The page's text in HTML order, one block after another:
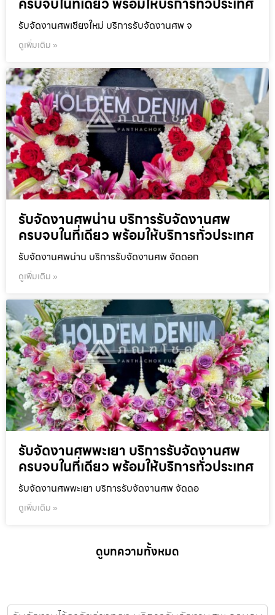
รับจัดงานศพเชียงใหม่ บริการรับจัดงานศพ จ
ดูเพิ่มเติม »
รับจัดงานศพน่าน บริการรับจัดงานศพ
ครบจบในที่เดียว พร้อมให้บริการทั่วประเทศ
รับจัดงานศพน่าน บริการรับจัดงานศพ จัดดอก
ดูเพิ่มเติม »
รับจัดงานศพพะเยา บริการรับจัดงานศพ
ครบจบในที่เดียว พร้อมให้บริการทั่วประเทศ
รับจัดงานศพพะเยา บริการรับจัดงานศพ จัดดอ
ดูเพิ่มเติม »
ดูบทความทั้งหมด